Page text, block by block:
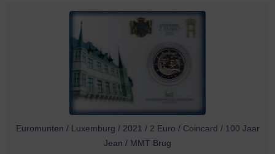
Euromunten / Luxemburg / 2021 / 2 Euro / Coincard / 100 Jaar
Jean / MMT Brug